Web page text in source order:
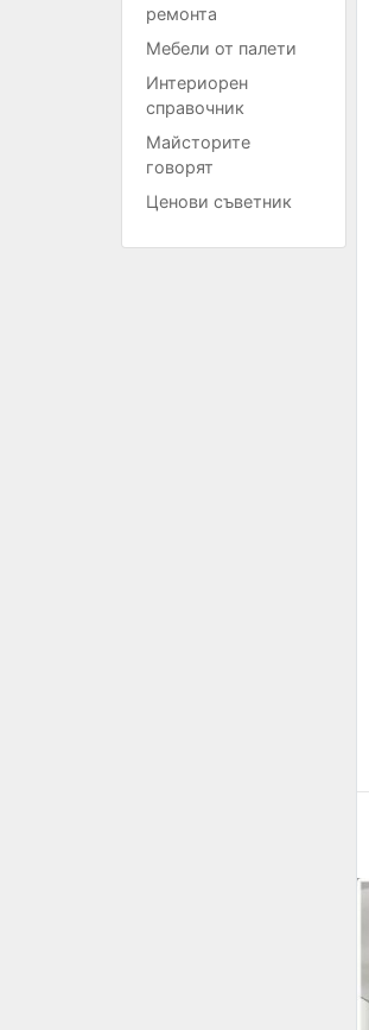
ремонта
Мебели от палети
Интериорен
справочник
Майсторите
говорят
Ценови съветник